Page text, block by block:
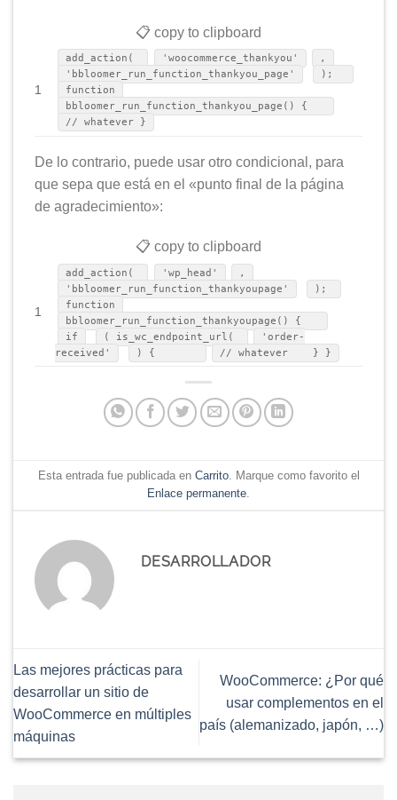
📋 copy to clipboard
1
add_action( 'woocommerce_thankyou'
,
'bbloomer_run_function_thankyou_page'
);
function
bbloomer_run_function_thankyou_page() {
// whatever }
De lo contrario, puede usar otro condicional, para
que sepa que está en el «punto final de la página
de agradecimiento»:
📋 copy to clipboard
1
add_action( 'wp_head'
,
'bbloomer_run_function_thankyoupage'
);
function
bbloomer_run_function_thankyoupage() {
if
( is_wc_endpoint_url(
'order-
received'
) { // whatever } }
Esta entrada fue publicada en Carrito. Marque como favorito el
Enlace permanente
DESARROLLADOR
Las mejores prácticas para
desarrollar un sitio de
WooCommerce en múltiples
máquinas
WooCommerce: ¿Por qué
usar complementos en el
país (alemanizado, japón, …)